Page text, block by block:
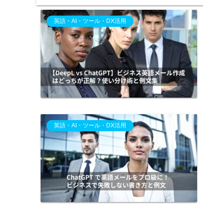
英語・AI・ツール・DX活用
英語・AI・ツール・DX活用